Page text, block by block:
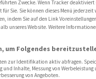
Zwecke. Wenn Tracker
Sie. Sie können dieses Menü
indem Sie auf den Link
unseres Website. Weitere
um Folgendes
zur Identifikation aktiv abfragen.
Inhalte, Messung von Werbeleistung
von Angeboten.